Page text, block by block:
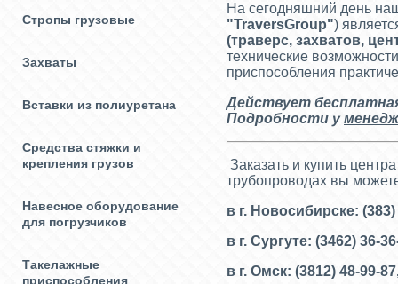
Стропы грузовые
Захваты
Вставки из полиуретана
Средства стяжки и
крепления грузов
Навесное оборудование
для погрузчиков
Такелажные
приспособления
На сегодняшний день
"TraversGroup")
(траверс, захватов,
технические
приспособления
Действует
Подробности у
Заказать и купить
трубопроводах вы
в г. Новосибирске:
в г. Сургуте: (3462) 36-
в г. Омск: (3812) 48-99-